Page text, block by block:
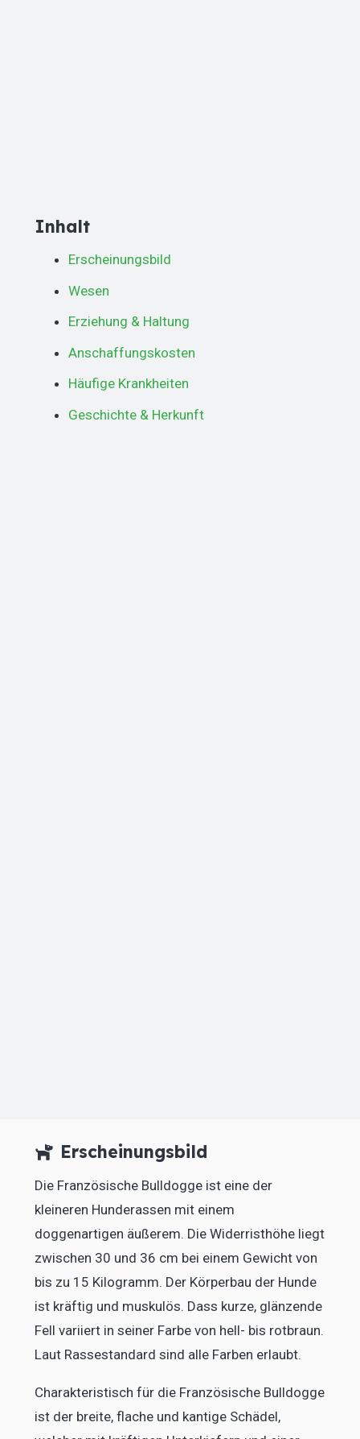
Inhalt
Erscheinungsbild
Wesen
Erziehung & Haltung
Anschaffungskosten
Häufige Krankheiten
Geschichte & Herkunft
Erscheinungsbild
Die Französische Bulldogge ist eine der
kleineren Hunderassen mit einem
doggenartigen äußerem. Die Widerristhöhe liegt
zwischen 30 und 36 cm bei einem Gewicht von
bis zu 15 Kilogramm. Der Körperbau der Hunde
ist kräftig und muskulös. Dass kurze, glänzende
Fell variiert in seiner Farbe von hell- bis rotbraun.
Laut Rassestandard sind alle Farben erlaubt.
Charakteristisch für die Französische Bulldogge
ist der breite, flache und kantige Schädel,